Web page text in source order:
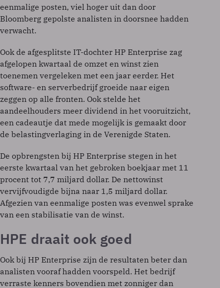
eenmalige posten, viel hoger uit dan door
Bloomberg gepolste analisten in doorsnee hadden
verwacht.
Ook de afgesplitste IT-dochter HP Enterprise zag
afgelopen kwartaal de omzet en winst zien
toenemen vergeleken met een jaar eerder. Het
software- en serverbedrijf groeide naar eigen
zeggen op alle fronten. Ook stelde het
aandeelhouders meer dividend in het vooruitzicht,
een cadeautje dat mede mogelijk is gemaakt door
de belastingverlaging in de Verenigde Staten.
De opbrengsten bij HP Enterprise stegen in het
eerste kwartaal van het gebroken boekjaar met 11
procent tot 7,7 miljard dollar. De nettowinst
vervijfvoudigde bijna naar 1,5 miljard dollar.
Afgezien van eenmalige posten was evenwel sprake
van een stabilisatie van de winst.
HPE draait ook goed
Ook bij HP Enterprise zijn de resultaten beter dan
analisten vooraf hadden voorspeld. Het bedrijf
verraste kenners bovendien met zonniger dan